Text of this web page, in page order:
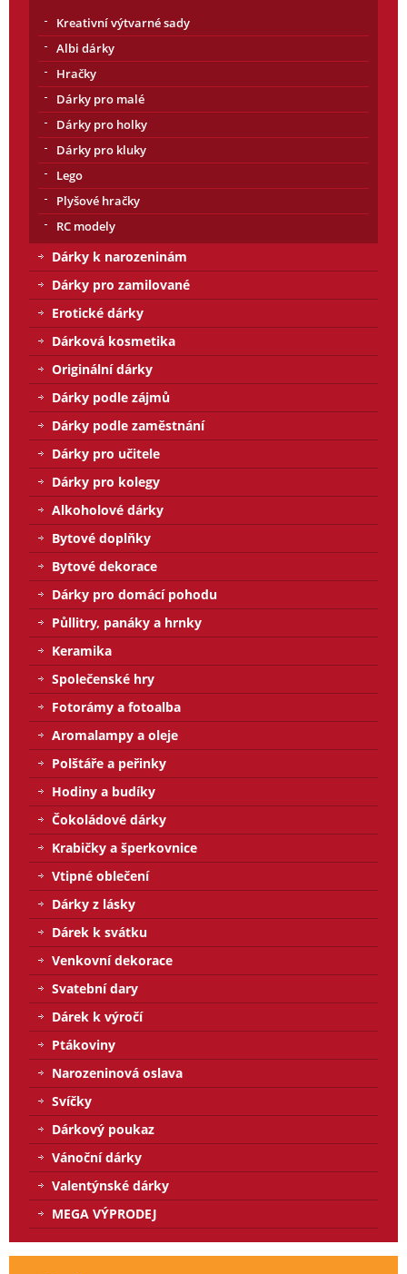
Kreativní výtvarné sady
Albi dárky
Hračky
Dárky pro malé
Dárky pro holky
Dárky pro kluky
Lego
Plyšové hračky
RC modely
Dárky k narozeninám
Dárky pro zamilované
Erotické dárky
Dárková kosmetika
Originální dárky
Dárky podle zájmů
Dárky podle zaměstnání
Dárky pro učitele
Dárky pro kolegy
Alkoholové dárky
Bytové doplňky
Bytové dekorace
Dárky pro domácí pohodu
Půllitry, panáky a hrnky
Keramika
Společenské hry
Fotorámy a fotoalba
Aromalampy a oleje
Polštáře a peřinky
Hodiny a budíky
Čokoládové dárky
Krabičky a šperkovnice
Vtipné oblečení
Dárky z lásky
Dárek k svátku
Venkovní dekorace
Svatební dary
Dárek k výročí
Ptákoviny
Narozeninová oslava
Svíčky
Dárkový poukaz
Vánoční dárky
Valentýnské dárky
MEGA VÝPRODEJ